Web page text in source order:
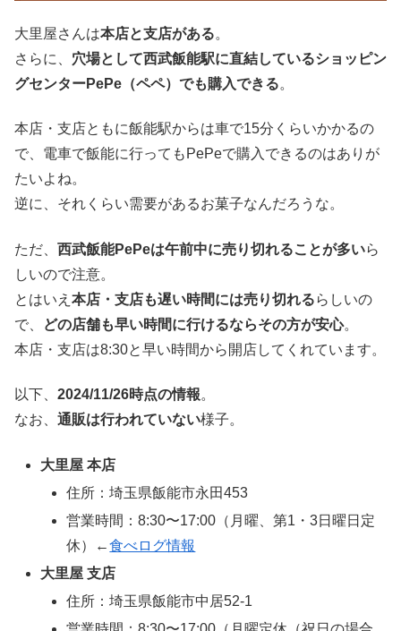
大里屋さんは本店と支店がある。
さらに、 穴場として西武飯能駅に直結しているショッピン
グセンターPePe（ペペ）でも購入できる。
本店・支店ともに飯能駅からは車で15分くらいかかるの
で、電車で飯能に行ってもPePeで購入できるのはありが
たいよね。
逆に、それくらい需要があるお菓子なんだろうな。
ただ、 西武飯能PePeは午前中に売り切れることが多いら
しいので注意。
とはいえ 本店・支店も遅い時間には売り切れるらしいの
で、
どの店舗も早い時間に行けるならその方が安心。
本店・支店は8:30と早い時間から開店してくれています。
以下、 2024/11/26時点の情報。
なお、 通販は行われていない様子。
大里屋 本店
住所：埼玉県飯能市永田453
営業時間：8:30〜17:00（月曜、第1・3日曜日定
休）←食べログ情報
大里屋 支店
住所：埼玉県飯能市中居52-1